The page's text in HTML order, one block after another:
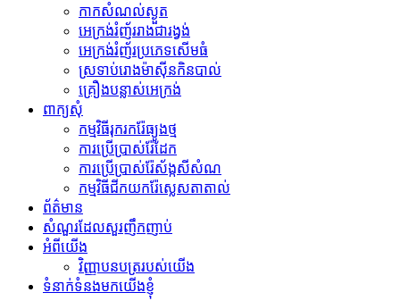
កាកសំណល់​ស្ងួត
អេក្រង់រំញ័ររាងជារង្វង់
អេក្រង់រំញ័រប្រភេទសើមធំ
ស្រទាប់​រោង​ម៉ាស៊ីន​កិន​បាល់
គ្រឿងបន្លាស់អេក្រង់
ពាក្យសុំ
កម្មវិធី​រុករក​រ៉ែ​ធ្យូងថ្ម
ការប្រើប្រាស់រ៉ែដែក
ការប្រើប្រាស់រ៉ែស័ង្កសីសំណ
កម្មវិធីជីកយករ៉ែស្លេសតាតាល់
ព័ត៌មាន
សំណួរដែលសួរញឹកញាប់
អំពីយើង
វិញ្ញាបនបត្ររបស់យើង
ទំនាក់ទំនងមកយើងខ្ញុំ